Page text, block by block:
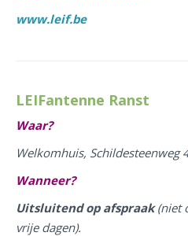
www.leif.be
LEIFantenne Ranst
Waar?
Welkomhuis, Schildesteenweg
Wanneer?
Uitsluitend op afspraak(niet
vrije dagen).